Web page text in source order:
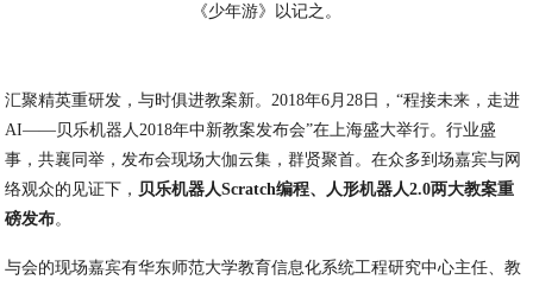
《少年游》以记之。
汇聚精英重研发，与时俱进教案新。2018年6月28日，“程接未来，走进
AI——贝乐机器人2018年中新教案发布会”在上海盛大举行。行业盛
事，共襄同举，发布会现场大伽云集，群贤聚首。在众多到场嘉宾与网
络观众的见证下， 贝乐机器人Scratch编程、人形机器人2.0两大教案重
磅发布。
与会的现场嘉宾有华东师范大学教育信息化系统工程研究中心主任、教